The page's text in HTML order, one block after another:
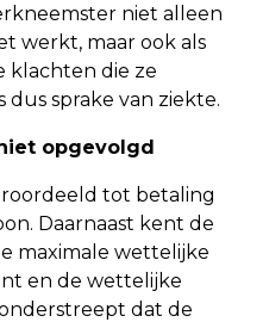
niet alleen
werkt, maar ook als
klachten die ze
dus sprake van ziekte.
opgevolgd
tot betaling
Daarnaast kent de
maximale wettelijke
en de wettelijke
dat de